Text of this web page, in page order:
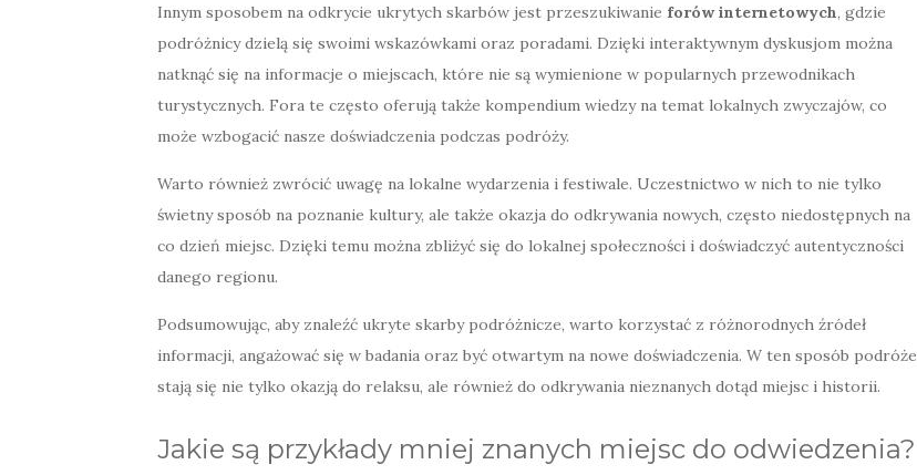
Innym sposobem na odkrycie ukrytych skarbów jest przeszukiwanie forów internetowych, gdzie
podróżnicy dzielą się swoimi wskazówkami oraz poradami. Dzięki interaktywnym dyskusjom można
natknąć się na informacje o miejscach, które nie są wymienione w popularnych przewodnikach
turystycznych. Fora te często oferują także kompendium wiedzy na temat lokalnych zwyczajów, co
może wzbogacić nasze doświadczenia podczas podróży.
Warto również zwrócić uwagę na lokalne wydarzenia i festiwale. Uczestnictwo w nich to nie tylko
świetny sposób na poznanie kultury, ale także okazja do odkrywania nowych, często niedostępnych na
co dzień miejsc. Dzięki temu można zbliżyć się do lokalnej społeczności i doświadczyć autentyczności
danego regionu.
Podsumowując, aby znaleźć ukryte skarby podróżnicze, warto korzystać z różnorodnych źródeł
informacji, angażować się w badania oraz być otwartym na nowe doświadczenia. W ten sposób podróże
stają się nie tylko okazją do relaksu, ale również do odkrywania nieznanych dotąd miejsc i historii.
Jakie są przykłady mniej znanych miejsc do odwiedzenia?